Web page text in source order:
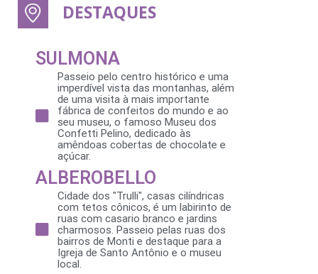
DESTAQUES
SULMONA
Passeio pelo centro histórico e uma
imperdível vista das montanhas, além
de uma visita à mais importante
fábrica de confeitos do mundo e ao
seu museu, o famoso Museu dos
Confetti Pelino, dedicado às
amêndoas cobertas de chocolate e
açúcar.
ALBEROBELLO
Cidade dos "Trulli", casas cilíndricas
com tetos cônicos, é um labirinto de
ruas com casario branco e jardins
charmosos. Passeio pelas ruas dos
bairros de Monti e destaque para a
Igreja de Santo Antônio e o museu
local.